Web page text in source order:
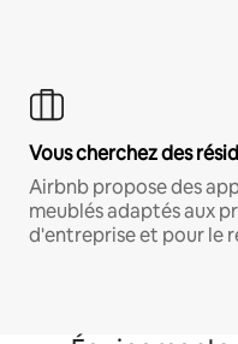
Vous cherchez des
Airbnb propose des
meublés adaptés aux
d'entreprise et pour le